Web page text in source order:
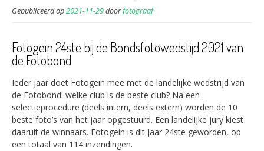
Gepubliceerd op2021-11-29doorfotograaf
Fotogein 24ste bij de Bondsfotowedstijd 2021 van
de Fotobond
Ieder jaar doet Fotogein mee met de landelijke wedstrijd van
de Fotobond: welke club is de beste club? Na een
selectieprocedure (deels intern, deels extern) worden de 10
beste foto’s van het jaar opgestuurd. Een landelijke jury kiest
daaruit de winnaars. Fotogein is dit jaar 24ste geworden, op
een totaal van 114 inzendingen.